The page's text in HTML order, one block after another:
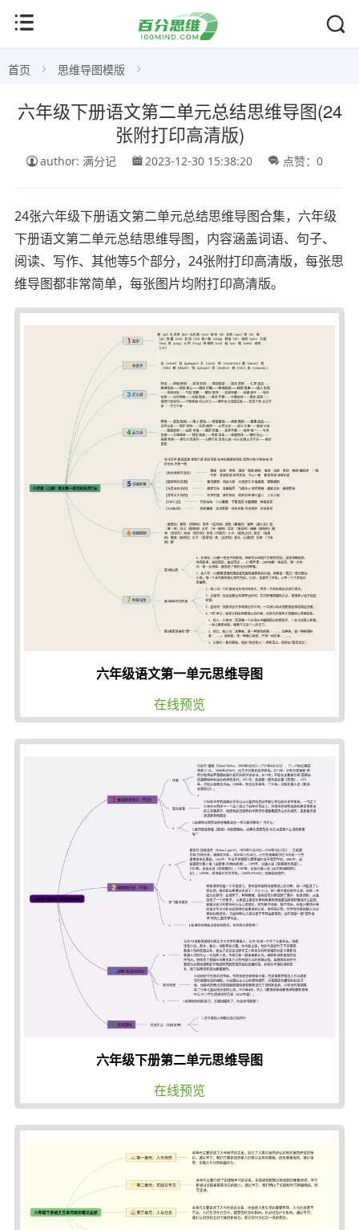
首页 思维导图模版
六年级下册语文第二单元总结思维导图(24
张附打印高清版)
author: 满分记 2023-12-30 15:38:20 点赞：0
24张六年级下册语文第二单元总结思维导图合集，六年级
下册语文第二单元总结思维导图，内容涵盖词语、句子、
阅读、写作、其他等5个部分，24张附打印高清版，每张思
维导图都非常简单，每张图片均附打印高清版。
六年级语文第一单元思维导图
在线预览
六年级下册第二单元思维导图
在线预览